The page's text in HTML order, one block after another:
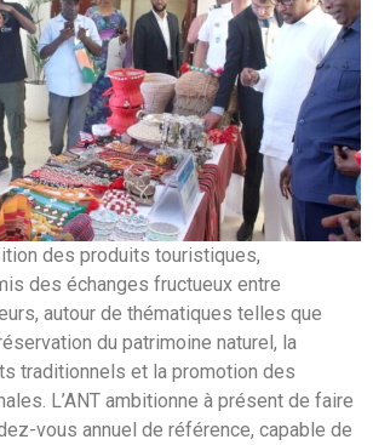
des produits touristiques,
des échanges fructueux entre
autour de thématiques telles que
du patrimoine naturel, la
traditionnels et la promotion des
L’ANT ambitionne à présent de faire
vous annuel de référence, capable de